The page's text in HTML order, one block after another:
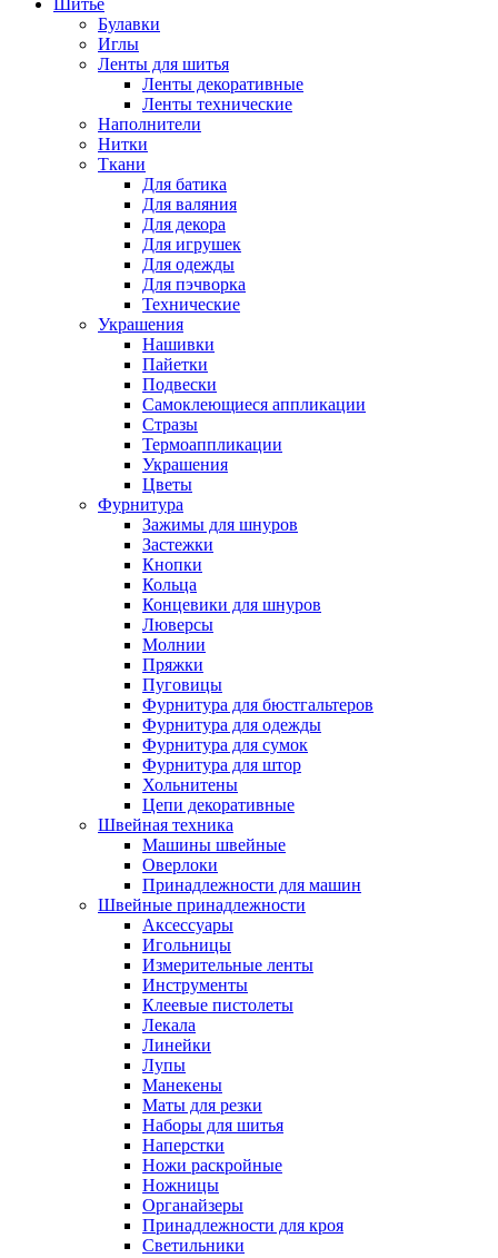
Шитье
Булавки
Иглы
Ленты для шитья
Ленты декоративные
Ленты технические
Наполнители
Нитки
Ткани
Для батика
Для валяния
Для декора
Для игрушек
Для одежды
Для пэчворка
Технические
Украшения
Нашивки
Пайетки
Подвески
Самоклеющиеся аппликации
Стразы
Термоаппликации
Украшения
Цветы
Фурнитура
Зажимы для шнуров
Застежки
Кнопки
Кольца
Концевики для шнуров
Люверсы
Молнии
Пряжки
Пуговицы
Фурнитура для бюстгальтеров
Фурнитура для одежды
Фурнитура для сумок
Фурнитура для штор
Хольнитены
Цепи декоративные
Швейная техника
Машины швейные
Оверлоки
Принадлежности для машин
Швейные принадлежности
Аксессуары
Игольницы
Измерительные ленты
Инструменты
Клеевые пистолеты
Лекала
Линейки
Лупы
Манекены
Маты для резки
Наборы для шитья
Наперстки
Ножи раскройные
Ножницы
Органайзеры
Принадлежности для кроя
Светильники